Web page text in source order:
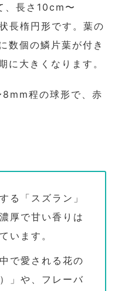
、長さ10cm〜
長楕円形です。葉の
数個の鱗片葉が付き
に大きくなります。
程の球形で、赤
る「スズラン」
厚で甘い香りは
います。
で愛される花の
」や、フレーバ